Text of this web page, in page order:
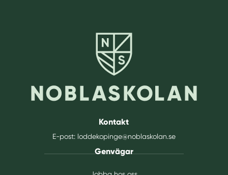
Kontakt
E-post: loddekopinge@noblaskolan.se
Genvägar